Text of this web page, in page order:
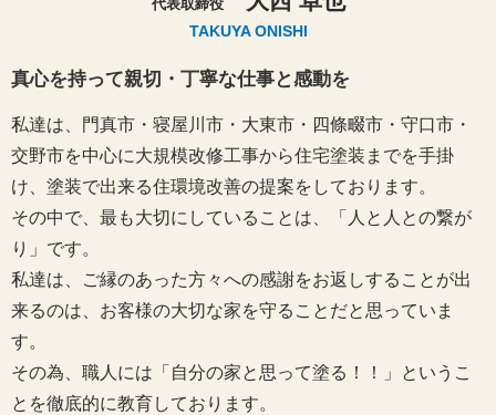
代表取締役
TAKUYA ONISHI
真心を持って親切・丁寧な仕事と感動を
私達は、門真市・寝屋川市・大東市・四條畷市・守口市・
交野市を中心に大規模改修工事から住宅塗装までを手掛
け、塗装で出来る住環境改善の提案をしております。
その中で、最も大切にしていることは、「人と人との繋が
り」です。
私達は、ご縁のあった方々への感謝をお返しすることが出
来るのは、お客様の大切な家を守ることだと思っていま
す。
その為、職人には「自分の家と思って塗る！！」というこ
とを徹底的に教育しております。